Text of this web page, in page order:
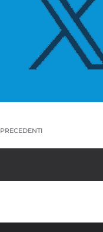
PRECEDENTI